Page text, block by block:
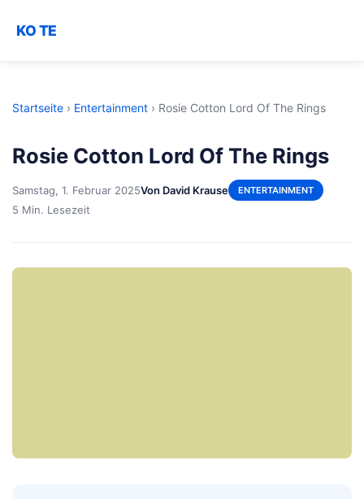
KO TE
Startseite › Entertainment › Rosie Cotton Lord Of The Rings
Rosie Cotton Lord Of The Rings
Samstag, 1. Februar 2025Von David Krause ENTERTAINMENT
5 Min. Lesezeit